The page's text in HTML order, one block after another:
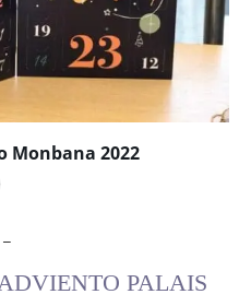
Monbana 2022
PALAIS